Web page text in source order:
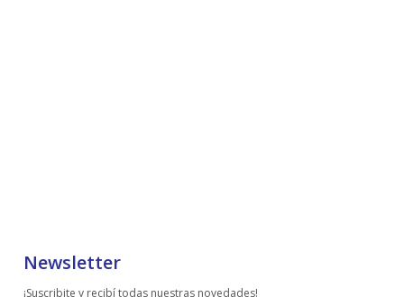
Newsletter
¡Suscribite y recibí todas nuestras novedades!